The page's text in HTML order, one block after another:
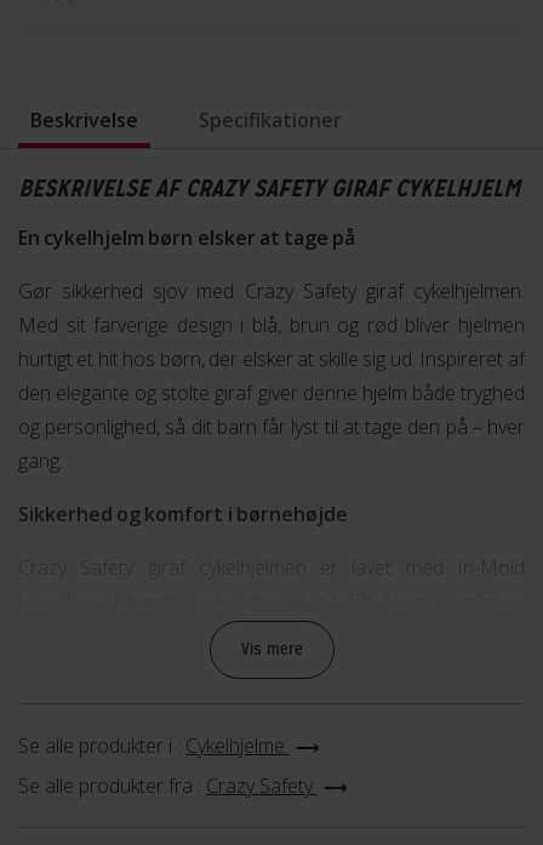
Beskrivelse Specifikationer
BESKRIVELSE AF CRAZY SAFETY GIRAF CYKELHJELM
En cykelhjelm børn elsker at tage på
Gør sikkerhed sjov med Crazy Safety giraf cykelhjelmen.
Med sit farverige design i blå, brun og rød bliver hjelmen
hurtigt et hit hos børn, der elsker at skille sig ud. Inspireret af
den elegante og stolte giraf giver denne hjelm både tryghed
og personlighed, så dit barn får lyst til at tage den på – hver
gang.
Sikkerhed og komfort i børnehøjde
Crazy Safety giraf cykelhjelmen er lavet med In-Mold
optimal beskyttelse uden at føles tung. Den justerbare
pasform og de seks store ventilationshuller sikrer, at
år. Hjelmen egner sig både til cykling, rulleskøjter, løbehjul og
Vis mere
Se alle produkter i : Cykelhjelme
Se alle produkter fra : Crazy Safety